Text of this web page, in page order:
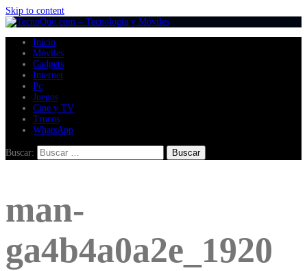
Skip to content
Inicio
Móviles
Gadgets
Internet
Pc
Juegos
Cine y TV
Trucos
WhatsApp
Buscar:
man-
ga4b4a0a2e_1920